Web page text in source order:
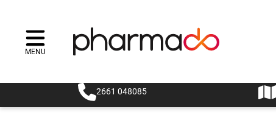
Menu
MENU
2661 048085